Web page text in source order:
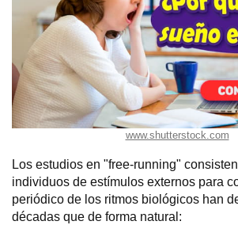
www.shutterstock.com
Los estudios en "free-running"
individuos de estímulos externos para
periódico de los ritmos biológicos han
décadas que de forma natural: